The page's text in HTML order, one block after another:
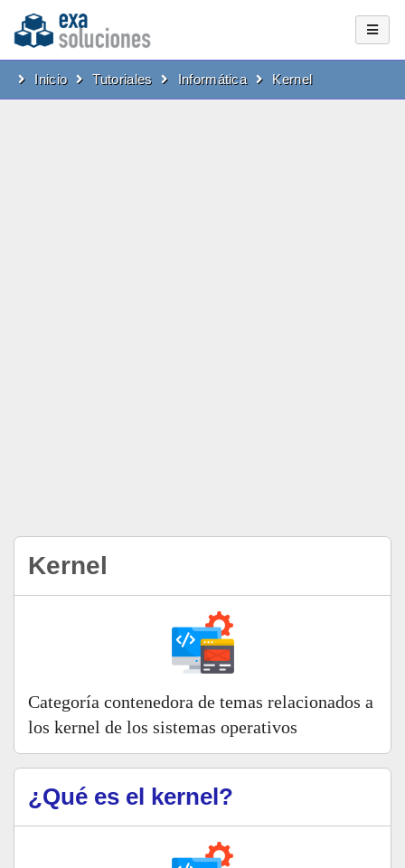
Inicio Tutoriales Informática Kernel
Kernel
Categoría contenedora de temas relacionados a
los kernel de los sistemas operativos
¿Qué es el kernel?